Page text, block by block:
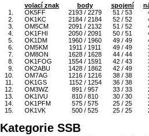
volací znak body spojení
1.
OK5FF 2193 / 2279 51 / 53
2.
OK1KC 2184 / 2184 52 / 52
3.
OM5CM 2091 / 2132 51 / 52
4.
OK1FHI 2050 / 2091 50 / 51
5.
OK1DM 1960 / 1960 49 / 49
6.
OM5KM 1911 / 1911 49 / 49
7.
OM8ON 1628 / 1628 44 / 44
8.
OK1FOG 1554 / 1591 42 / 43
9.
OK2ABU 1428 / 1862 42 / 49
10.
OM7AG 1216 / 1216 38 / 38
11.
OK1GS 1152 / 1254 36 / 38
12.
OM3WZ 891 / 957 33 / 33
13.
OK1IVU 810 / 810 30 / 30
14.
OK1PFM 575 / 575 25 / 25
15.
OK1VK 500 / 525 25 / 25
Kategorie SSB